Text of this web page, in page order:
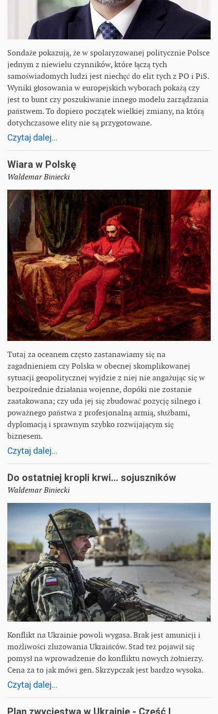
Sondaże pokazują, że w spolaryzowanej politycznie Polsce
jednym z niewielu czynników, które łączą tych
samoświadomych ludzi jest niechęć do elit tych z PO i PiS.
Wyniki głosowania w europejskich wyborach pokażą czy
jest to bunt czy poszukiwanie innego modelu zarządzania
państwem. To dopiero początek wielkiej zmiany, na którą
dotychczasowe elity nie są przygotowane.
Czytaj dalej...
Wiara w Polskę
Waldemar Biniecki
Tutaj za oceanem często zastanawiamy się na
zagadnieniem czy Polska w obecnej skomplikowanej
sytuacji geopolitycznej wyjdzie z niej nie angażując się w
bezpośrednie działania wojenne, dopóki nie zostanie
zaatakowana; czy uda jej się zbudować pozycję silnego i
poważnego państwa z profesjonalną armią, służbami,
dyplomacją i sprawnym szybko rozwijającym się
biznesem.
Czytaj dalej...
Do ostatniej kropli krwi... sojuszników
Waldemar Biniecki
Konflikt na Ukrainie powoli wygasa. Brak jest amunicji i
możliwości zluzowania Ukraińców. Stad też pojawił się
pomysł na wprowadzenie do konfliktu nowych żołnierzy.
Cena za to jak mówi gen. Skrzypczak jest bardzo wysoka.
Czytaj dalej...
Plan zwycięstwa w Ukrainie - Część I